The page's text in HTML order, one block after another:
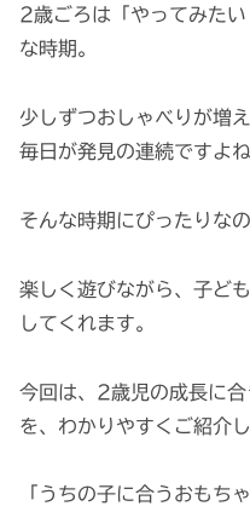
2歳ごろは「やってみた
な時期。
少しずつおしゃべりが増
毎日が発見の連続ですよね
そんな時期にぴったりな
楽しく遊びながら、子ど
してくれます。
今回は、2歳児の成長に
を、わかりやすくご紹介
「うちの子に合うおもち